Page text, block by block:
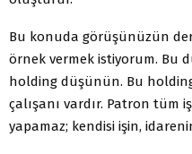
Bu konuda görüşünüzün
örnek vermek istiyorum. Bu
holding düşünün. Bu
çalışanı vardır. Patron tüm
yapamaz; kendisi işin,